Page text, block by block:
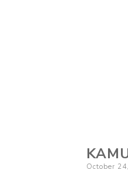
Posted
October